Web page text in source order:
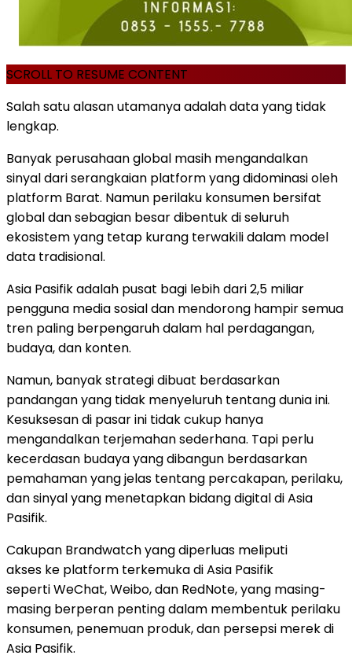
SCROLL TO RESUME CONTENT
Salah satu alasan utamanya adalah data yang tidak
lengkap.
Banyak perusahaan global masih mengandalkan
sinyal dari serangkaian platform yang didominasi oleh
platform Barat. Namun perilaku konsumen bersifat
global dan sebagian besar dibentuk di seluruh
ekosistem yang tetap kurang terwakili dalam model
data tradisional.
Asia Pasifik adalah pusat bagi lebih dari 2,5 miliar
pengguna media sosial dan mendorong hampir semua
tren paling berpengaruh dalam hal perdagangan,
budaya, dan konten.
Namun, banyak strategi dibuat berdasarkan
pandangan yang tidak menyeluruh tentang dunia ini.
Kesuksesan di pasar ini tidak cukup hanya
mengandalkan terjemahan sederhana. Tapi perlu
kecerdasan budaya yang dibangun berdasarkan
pemahaman yang jelas tentang percakapan, perilaku,
dan sinyal yang menetapkan bidang digital di Asia
Pasifik.
Cakupan Brandwatch yang diperluas meliputi
akses ke platform terkemuka di Asia Pasifik
seperti WeChat, Weibo, dan RedNote, yang masing-
masing berperan penting dalam membentuk perilaku
konsumen, penemuan produk, dan persepsi merek di
Asia Pasifik.